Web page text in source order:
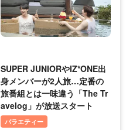
SUPER JUNIORやIZ*ONE出
身メンバーが2人旅…定番の
旅番組とは一味違う「The Tr
avelog」が放送スタート
バラエティー